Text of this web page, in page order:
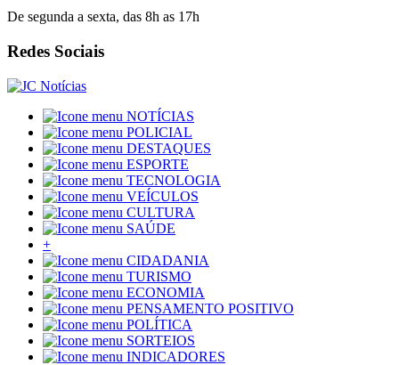
De segunda a sexta, das 8h as 17h
Redes Sociais
NOTÍCIAS
POLICIAL
DESTAQUES
ESPORTE
TECNOLOGIA
VEÍCULOS
CULTURA
SAÚDE
+
CIDADANIA
TURISMO
ECONOMIA
PENSAMENTO POSITIVO
POLÍTICA
SORTEIOS
INDICADORES